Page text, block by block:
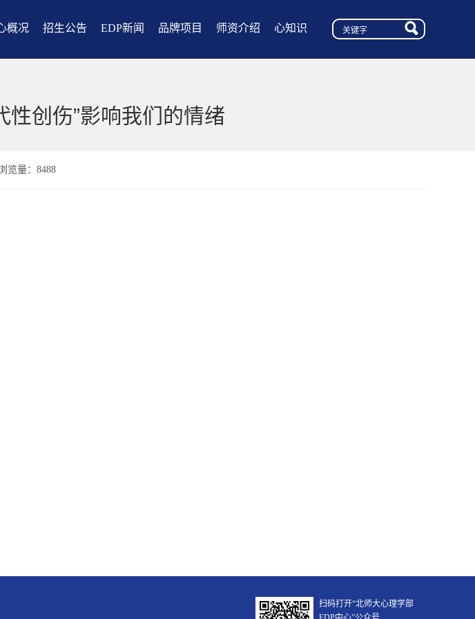
概况 招生公告 EDP新闻 品牌项目 师资介绍 心知识
性创伤”影响我们的情绪
览量：8488
扫码打开“北师大心理学部